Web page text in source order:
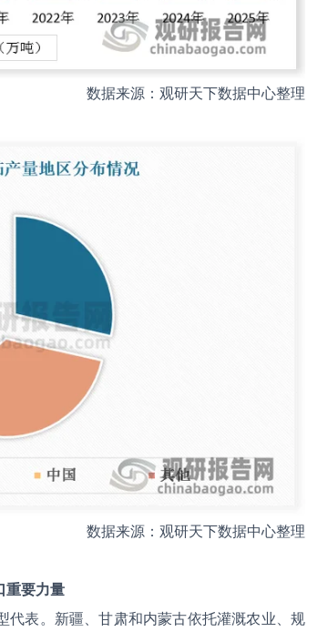
数据来源：观研天下数据中心整理
数据来源：观研天下数据中心整理
重要力量
代表。新疆、甘肃和内蒙古依托灌溉农业、规